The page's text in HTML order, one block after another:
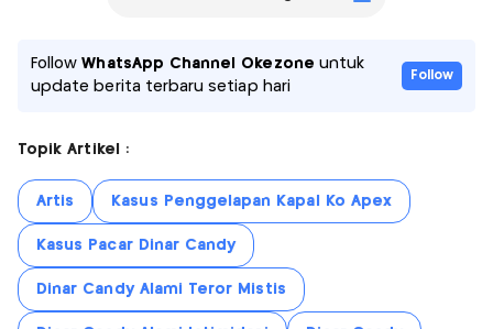
FollowWhatsApp Channel Okezone untuk
update berita terbaru setiap hari
Follow
Topik Artikel :
Artis Kasus Penggelapan Kapal Ko Apex
Kasus Pacar Dinar Candy
Dinar Candy Alami Teror Mistis